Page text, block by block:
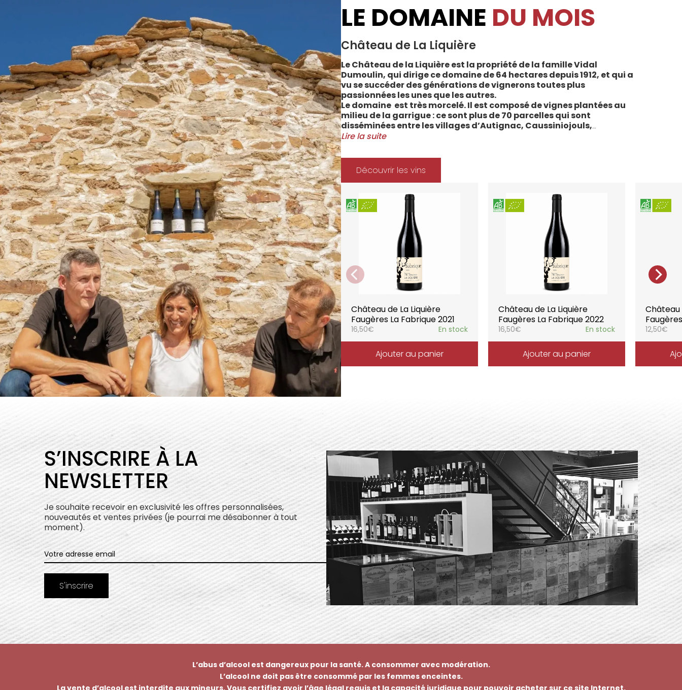
LE DOMAINE DU MOIS
Château de La Liquière
Le Château de la Liquière est la propriété de la famille Vidal
Dumoulin, qui dirige ce domaine de 64 hectares depuis 1912, et qui a
vu se succéder des générations de vignerons toutes plus
passionnées les unes que les autres.
Le domaine est très morcelé. Il est composé de vignes plantées au
milieu de la garrigue : ce sont plus de 70 parcelles qui sont
disséminées entre les villages d’Autignac, Caussiniojouls,
Cabrerolles et Faugères, au nord de l’aire de l’Appellation. La grande
Méditerranée.
Le vignoble du Château de la Liquière est agriculture biologique
depuis 2008 et 2012 marque le premier millésime certifié du domaine.
Les soins apportés y sont conformes : pratiques respectueuses de
l’environnement et de la vigne, vendanges manuelles, vinifications
soignées et strictement suivies.
La gamme des vins du Château de la Liquière est adaptée à chaque
style de consommation, à chaque moment de la vie, elle reflète
parfaitement la pureté de l’expression du terroir.
Lire la suite
Découvrir les vins
Château de La Liquière
Faugères La Fabrique 2021
16,50€ En stock
Ajouter au panier
Château de La Liquière
Faugères La Fabrique 2022
16,50€ En stock
Ajouter au panier
Château
12,50€
S’INSCRIRE À LA
NEWSLETTER
Je souhaite recevoir en exclusivité les offres personnalisées,
nouveautés et ventes privées (je pourrai me désabonner à tout
moment).
L’abus d’alcool est dangereux pour la santé. A consommer avec modération.
L’alcool ne doit pas être consommé par les femmes enceintes.